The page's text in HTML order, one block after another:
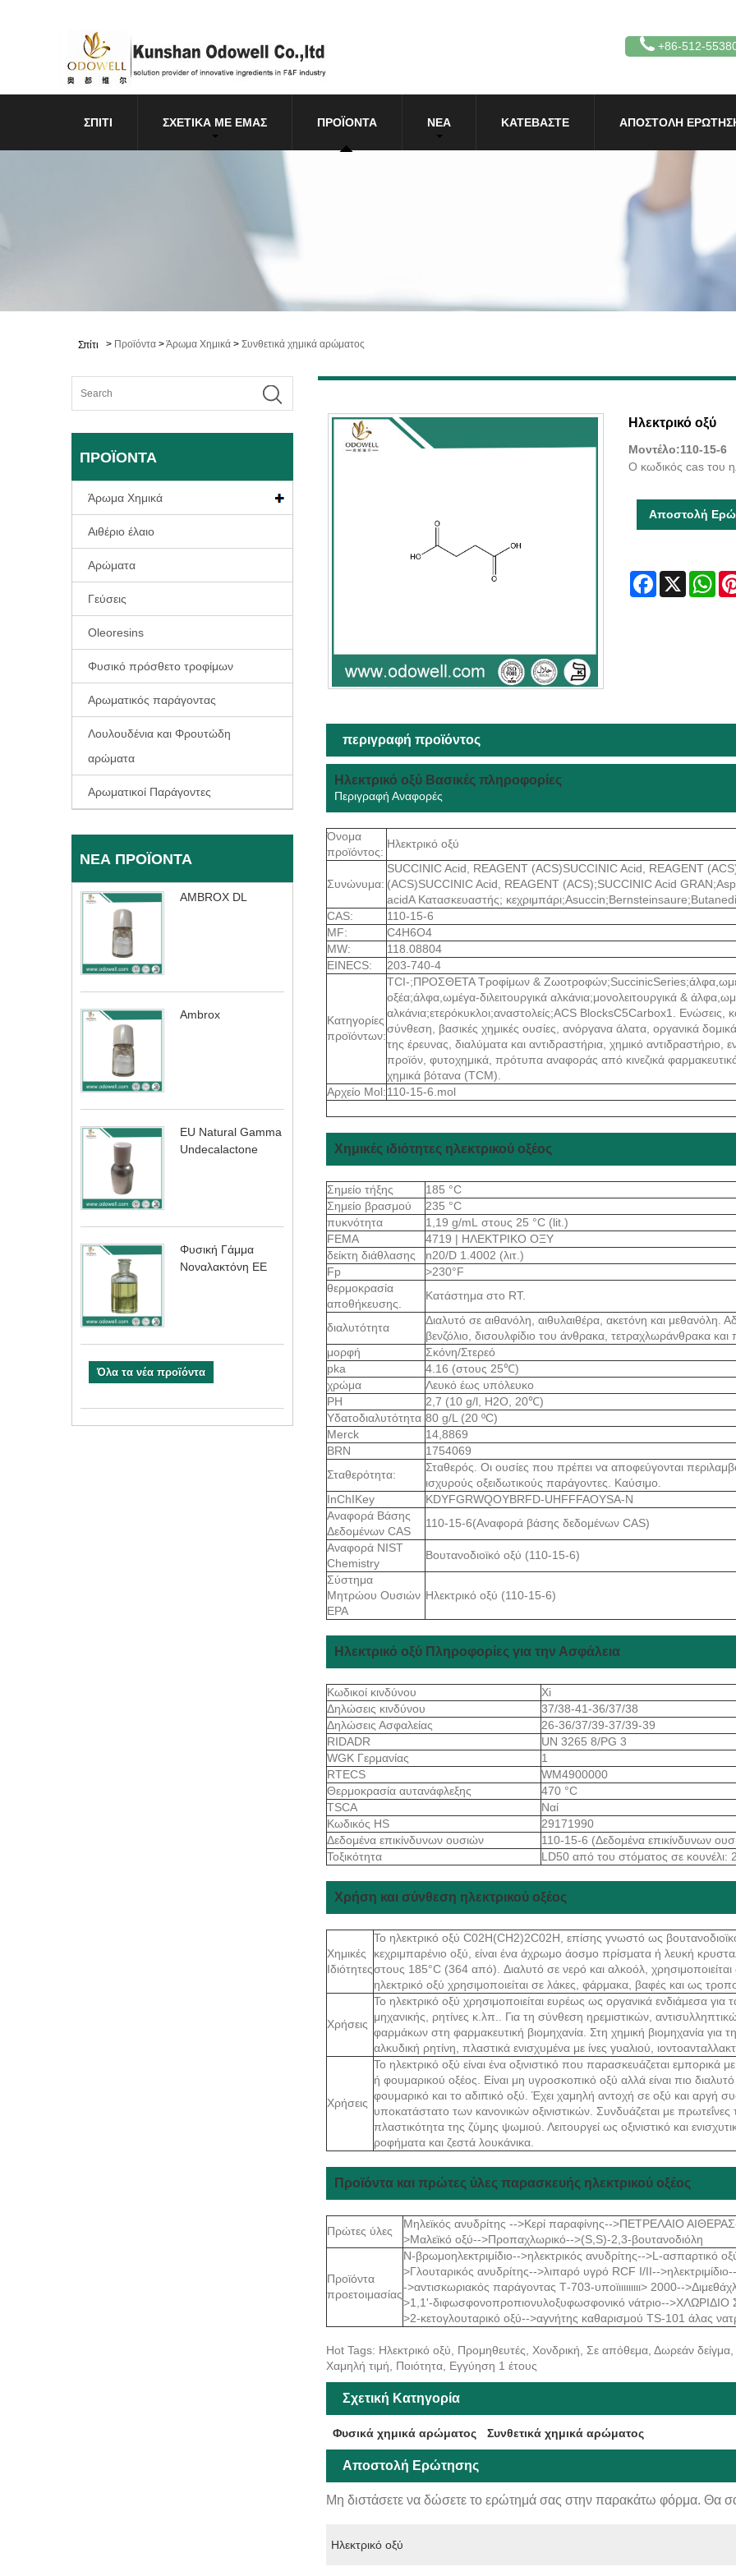
+86-512-
ΣΠΊΤΙ ΣΧΕΤΙΚΆ ΜΕ ΕΜΆΣ ΠΡΟΪΌΝΤΑ ΝΈΑ ΚΑΤΕΒΆΣΤΕ ΑΠΟΣΤΟΛΉ
Σπίτι > Προϊόντα >Άρωμα Χημικά > Συνθετικά χημικά αρώματος
ΠΡΟΪΌΝΤΑ
Άρωμα Χημικά
Αιθέριο έλαιο
Αρώματα
Γεύσεις
Oleoresins
Φυσικό πρόσθετο τροφίμων
Αρωματικός παράγοντας
Λουλουδένια και Φρουτώδη
αρώματα
Αρωματικοί Παράγοντες
ΝΈΑ ΠΡΟΪΌΝΤΑ
AMBROX DL
Ambrox
EU Natural Gamma
Undecalactone
Φυσική Γάμμα
Νοναλακτόνη ΕΕ
Όλα τα νέα προϊόντα
Ηλεκτρικό οξύ
Μοντέλο:110-15-6
Ο κωδικός cas του
Αποστολή
Facebook
X
περιγραφή προϊόντος
Ηλεκτρικό οξύ Βασικές πληροφορίες
Περιγραφή Αναφορές
Όνομα
προϊόντος:
Ηλεκτρικό οξύ
Συνώνυμα:
SUCCINIC Acid, REAGENT (ACS)SUCCINIC Acid, REAGENT
(ACS)SUCCINIC Acid, REAGENT (ACS);SUCCINIC Acid
acidA Κατασκευαστής;
CAS:
110-15-6
MF:
C4H6O4
MW:
118.08804
EINECS:
203-740-4
Κατηγορίες
προϊόντων:
TCI-;ΠΡΟΣΘΕΤΑ Τροφίμων &
οξέα;άλφα,ωμέγα-διλειτουργικά αλκάνια;μονολειτουργικά &
αλκάνια;ετερόκυκλοι;αναστολείς;ACS BlocksC5Carbox1. Ενώσεις,
σύνθεση, βασικές χημικές ουσίες, ανόργανα άλατα, οργανικά δομικά
της έρευνας, διαλύματα και αντιδραστήρια, χημικό αντιδραστήριο,
προϊόν, φυτοχημικά, πρότυπα αναφοράς από κινεζικά
χημικά βότανα (TCM).
Αρχείο Mol:110-15-6.mol
Χημικές ιδιότητες ηλεκτρικού οξέος
Σημείο τήξης
185 °C
Σημείο βρασμού
235 °C
πυκνότητα
1,19 g/mL στους 25 °C (lit.)
FEMA
4719 | ΗΛΕΚΤΡΙΚΟ ΟΞΥ
δείκτη διάθλασης
n20/D 1.4002 (λιτ.)
Fp
>230°F
θερμοκρασία
αποθήκευσης.
Κατάστημα στο RT.
διαλυτότητα
Διαλυτό σε αιθανόλη, αιθυλαιθέρα, ακετόνη και μεθανόλη.
βενζόλιο, δισουλφίδιο του άνθρακα, τετραχλωράνθρακα και
μορφή
Σκόνη/Στερεό
pka
4.16 (στους 25℃)
χρώμα
Λευκό έως υπόλευκο
PH
2,7 (10 g/l, H2O, 20℃)
Υδατοδιαλυτότητα 80 g/L (20 ºC)
Merck
14,8869
BRN
1754069
Σταθερότητα:
Σταθερός. Οι ουσίες που πρέπει να αποφεύγονται
ισχυρούς οξειδωτικούς παράγοντες. Καύσιμο.
InChIKey
KDYFGRWQOYBRFD-UHFFFAOYSA-N
Αναφορά Βάσης
Δεδομένων CAS
110-15-6(Αναφορά βάσης δεδομένων CAS)
Αναφορά NIST
Chemistry
Βουτανοδιοϊκό οξύ (110-15-6)
Σύστημα
Μητρώου Ουσιών
EPA
Ηλεκτρικό οξύ (110-15-6)
Ηλεκτρικό οξύ Πληροφορίες για την Ασφάλεια
Κωδικοί κινδύνου
Xi
Δηλώσεις κινδύνου
37/38-41-36/37/38
Δηλώσεις Ασφαλείας
26-36/37/39-37/39-39
RIDADR
UN 3265 8/PG 3
WGK Γερμανίας
1
RTECS
WM4900000
Θερμοκρασία αυτανάφλεξης
470 °C
TSCA
Ναί
Κωδικός HS
29171990
Δεδομένα επικίνδυνων ουσιών
110-15-6 (Δεδομένα επικίνδυνων
Τοξικότητα
LD50 από του στόματος σε κουνέλι:
Χρήση και σύνθεση ηλεκτρικού οξέος
Χημικές
Ιδιότητες
Το ηλεκτρικό οξύ C02H(CH2)2C02H, επίσης γνωστό ως
κεχριμπαρένιο οξύ, είναι ένα άχρωμο άοσμο πρίσματα ή λευκή
στους 185°C (364 από). Διαλυτό σε νερό και αλκοόλ,
ηλεκτρικό οξύ χρησιμοποιείται σε λάκες, φάρμακα, βαφές και ως
Χρήσεις
Το ηλεκτρικό οξύ χρησιμοποιείται ευρέως ως οργανικά ενδιάμεσα για
μηχανικής, ρητίνες κ.λπ.. Για τη σύνθεση ηρεμιστικών,
φαρμάκων στη φαρμακευτική βιομηχανία. Στη χημική βιομηχανία
αλκυδική ρητίνη, πλαστικά ενισχυμένα με ίνες γυαλιού,
Χρήσεις
Το ηλεκτρικό οξύ είναι ένα οξινιστικό που παρασκευάζεται εμπορικά
ή φουμαρικού οξέος. Είναι μη υγροσκοπικό οξύ αλλά είναι πιο
φουμαρικό και το αδιπικό οξύ. Έχει χαμηλή αντοχή σε οξύ και αργή
υποκατάστατο των κανονικών οξινιστικών. Συνδυάζεται με
πλαστικότητα της ζύμης ψωμιού. Λειτουργεί ως οξινιστικό και
ροφήματα και ζεστά λουκάνικα.
Προϊόντα και πρώτες ύλες παρασκευής ηλεκτρικού οξέος
Πρώτες ύλες
Μηλεϊκός ανυδρίτης -->Κερί παραφίνης-->ΠΕΤΡΕΛΑΙΟ
>Μαλεϊκό οξύ-->Προπαχλωρικό-->(S,S)-2,3-βουτανοδιόλη
Προϊόντα
προετοιμασίας
Ν-βρωμοηλεκτριμίδιο-->ηλεκτρικός ανυδρίτης-->L-ασπαρτικό
>Γλουταρικός ανυδρίτης-->λιπαρό υγρό RCF I/II--
->αντισκωριακός παράγοντας Τ-703-υποϊιιιιιιιιι> 2000--
>1,1'-διφωσφονοπροπιονυλοξυφωσφονικό νάτριο-->ΧΛΩΡΙΔΙΟ
>2-κετογλουταρικό οξύ-->αγνήτης καθαρισμού TS-101 άλας
Hot Tags: Ηλεκτρικό οξύ, Προμηθευτές, Χονδρική, Σε απόθεμα, Δωρεάν
Χαμηλή τιμή, Ποιότητα, Εγγύηση 1 έτους
Σχετική Κατηγορία
Φυσικά χημικά αρώματος Συνθετικά χημικά αρώματος
Αποστολή Ερώτησης
Μη διστάσετε να δώσετε το ερώτημά σας στην παρακάτω φόρμα. Θα